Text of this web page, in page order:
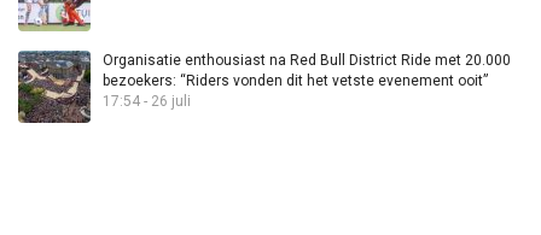
Organisatie enthousiast na Red Bull District Ride met 20.000
bezoekers: “Riders vonden dit het vetste evenement ooit”
17:54 - 26 juli